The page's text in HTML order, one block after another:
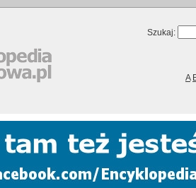
Szukaj:
A